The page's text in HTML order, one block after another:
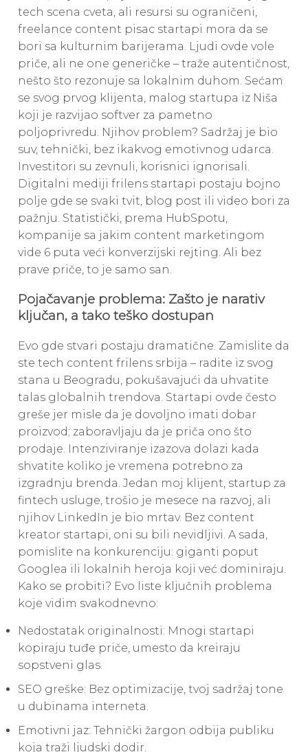
tech scena cveta, ali resursi su ograničeni,
freelance content pisac startapi mora da se
bori sa kulturnim barijerama. Ljudi ovde vole
priče, ali ne one generičke – traže autentičnost,
nešto što rezonuje sa lokalnim duhom. Sećam
se svog prvog klijenta, malog startupa iz Niša
koji je razvijao softver za pametno
poljoprivredu. Njihov problem? Sadržaj je bio
suv, tehnički, bez ikakvog emotivnog udarca.
Investitori su zevnuli, korisnici ignorisali.
Digitalni mediji frilens startapi postaju bojno
polje gde se svaki tvit, blog post ili video bori za
pažnju. Statistički, prema HubSpotu,
kompanije sa jakim content marketingom
vide 6 puta veći konverzijski rejting. Ali bez
prave priče, to je samo san.
Pojačavanje problema: Zašto je narativ
ključan, a tako teško dostupan
Evo gde stvari postaju dramatične. Zamislite da
ste tech content frilens srbija – radite iz svog
stana u Beogradu, pokušavajući da uhvatite
talas globalnih trendova. Startapi ovde često
greše jer misle da je dovoljno imati dobar
proizvod; zaboravljaju da je priča ono što
prodaje. Intenziviranje izazova dolazi kada
shvatite koliko je vremena potrebno za
izgradnju brenda. Jedan moj klijent, startup za
fintech usluge, trošio je mesece na razvoj, ali
njihov LinkedIn je bio mrtav. Bez content
kreator startapi, oni su bili nevidljivi. A sada,
pomislite na konkurenciju: giganti poput
Googlea ili lokalnih heroja koji već dominiraju.
Kako se probiti? Evo liste ključnih problema
koje vidim svakodnevno:
Nedostatak originalnosti: Mnogi startapi
kopiraju tuđe priče, umesto da kreiraju
sopstveni glas.
SEO greške: Bez optimizacije, tvoj sadržaj tone
u dubinama interneta.
Emotivni jaz: Tehnički žargon odbija publiku
koja traži ljudski dodir.